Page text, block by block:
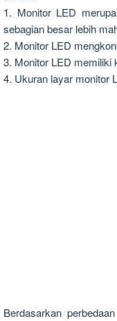
1. Monitor LED
sebagian besar lebih
2. Monitor LED
3. Monitor LED memiliki
4. Ukuran layar monitor
Berdasarkan